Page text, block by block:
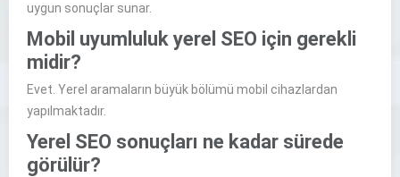
uygun sonuçlar sunar.
Mobil uyumluluk yerel SEO için gerekli
midir?
Evet. Yerel aramaların büyük bölümü mobil cihazlardan
yapılmaktadır.
Yerel SEO sonuçları ne kadar sürede
görülür?